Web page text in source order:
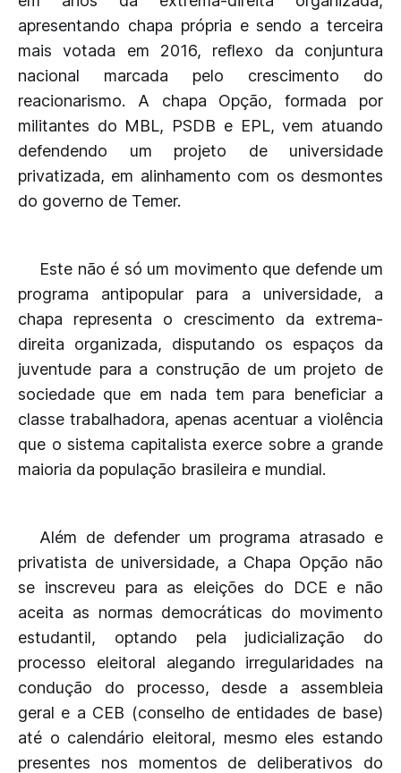
apresentando chapa própria e sendo a terceira
mais votada em 2016, reflexo da conjuntura
nacional marcada pelo crescimento do
reacionarismo. A chapa Opção, formada por
militantes do MBL, PSDB e EPL, vem atuando
defendendo um projeto de universidade
privatizada, em alinhamento com os desmontes
do governo de Temer.
Este não é só um movimento que defende um
programa antipopular para a universidade, a
chapa representa o crescimento da extrema-
direita organizada, disputando os espaços da
juventude para a construção de um projeto de
sociedade que em nada tem para beneficiar a
classe trabalhadora, apenas acentuar a violência
que o sistema capitalista exerce sobre a grande
maioria da população brasileira e mundial.
Além de defender um programa atrasado e
privatista de universidade, a Chapa Opção não
se inscreveu para as eleições do DCE e não
aceita as normas democráticas do movimento
estudantil, optando pela judicialização do
processo eleitoral alegando irregularidades na
condução do processo, desde a assembleia
geral e a CEB (conselho de entidades de base)
até o calendário eleitoral, mesmo eles estando
presentes nos momentos de deliberativos do